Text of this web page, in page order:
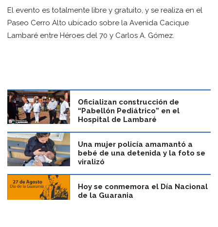
El evento es totalmente libre y gratuito, y se realiza en el
Paseo Cerro Alto ubicado sobre la Avenida Cacique
Lambaré entre Héroes del 70 y Carlos A. Gómez.
Oficializan construcción de
“Pabellón Pediátrico” en el
Hospital de Lambaré
Una mujer policía amamantó a
bebé de una detenida y la foto se
viralizó
Hoy se conmemora el Día Nacional
de la Guarania